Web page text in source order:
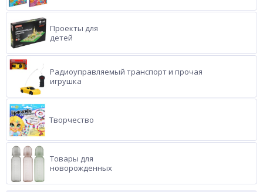
Проекты для
детей
Радиоуправляемый транспорт и прочая
игрушка
Творчество
Товары для
новорожденных